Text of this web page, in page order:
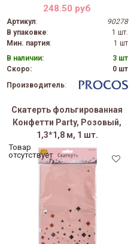
248.50 руб
Артикул:
90278
В упаковке:
1 шт.
Мин. партия:
1 шт
В наличии:
3 шт
Скоро:
0 шт
Производитель:
Скатерть фольгированная
Конфетти Party, Розовый,
1,3*1,8 м, 1 шт.
Товар
отсутствует